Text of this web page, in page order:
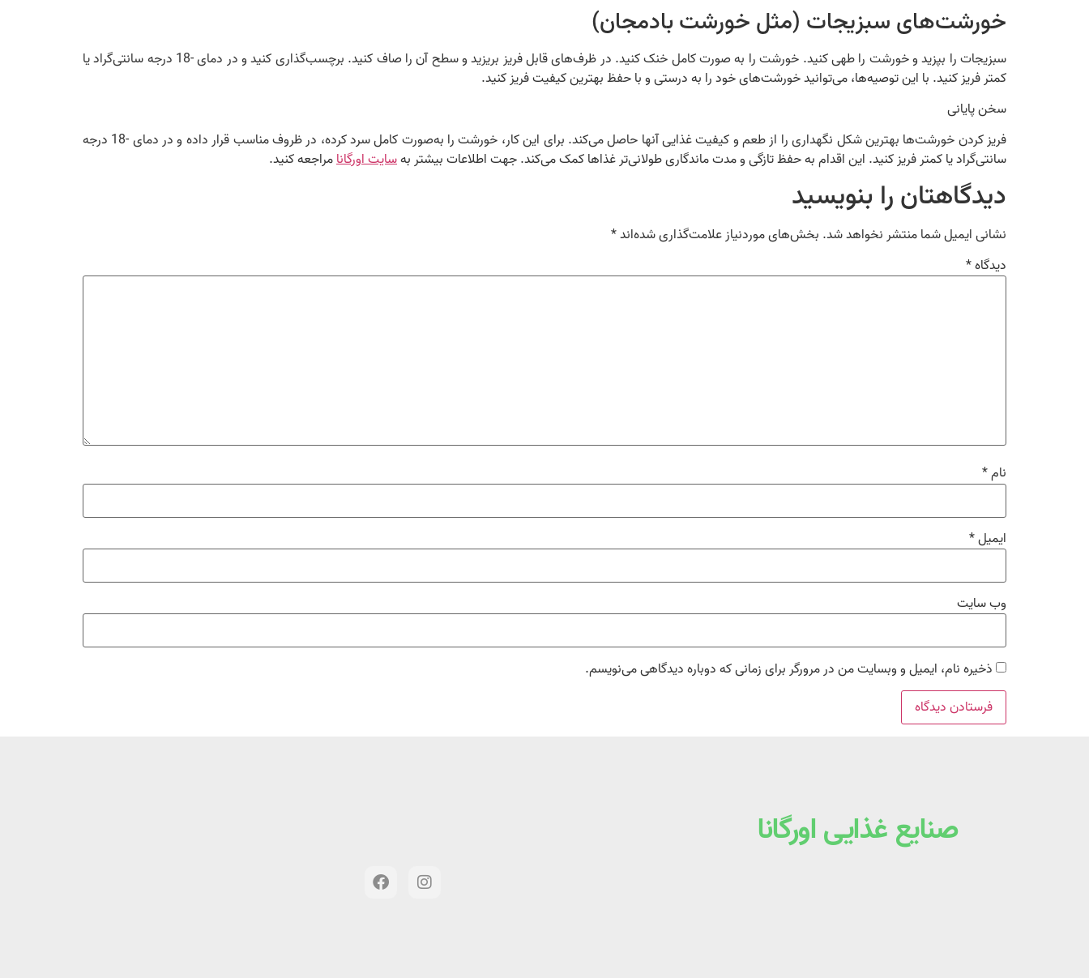
خورشت‌های سبزیجات (مثل خورشت بادمجان)
سبزیجات را بپزید و خورشت را طهی کنید. خورشت را به صورت کامل خنک کنید. در ظرف‌های قابل فریز بریزید و سطح آن را صاف کنید. برچسب‌گذاری کنید و در دمای -18 درجه سانتی‌گراد یا
کمتر فریز کنید. با این توصیه‌ها، می‌توانید خورشت‌های خود را به درستی و با حفظ بهترین کیفیت فریز کنید.
سخن پایانی
فریز کردن خورشت‌ها بهترین شکل نگهداری را از طعم و کیفیت غذایی آنها حاصل می‌کند. برای این کار، خورشت را به‌صورت کامل سرد کرده، در ظروف مناسب قرار داده و در دمای -18 درجه
سانتی‌گراد یا کمتر فریز کنید. این اقدام به حفظ تازگی و مدت ماندگاری طولانی‌تر غذاها کمک می‌کند. جهت اطلاعات بیشتر بهسایت اورگانامراجعه کنید.
دیدگاهتان را بنویسید
نشانی ایمیل شما منتشر نخواهد شد. بخش‌های موردنیاز علامت‌گذاری شده‌اند*
دیدگاه*
نام*
ایمیل*
وب‌ سایت
ذخیره نام، ایمیل و وبسایت من در مرورگر برای زمانی که دوباره دیدگاهی می‌نویسم.
صنایع غذایی اورگانا